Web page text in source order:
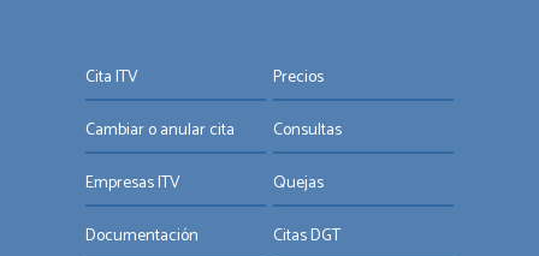
Cita ITV
Cambiar o anular cita
Empresas ITV
Documentación
Precios
Consultas
Quejas
Citas DGT